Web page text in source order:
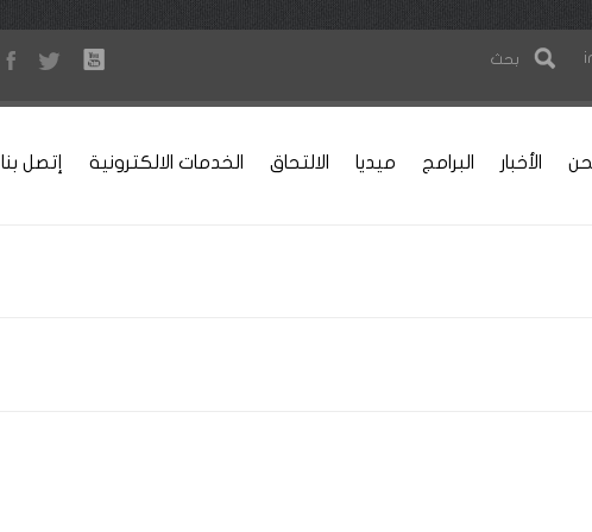
بحث
الأخبار البرامج ميديا الالتحاق الخدمات الالكترونية إتصل بنا